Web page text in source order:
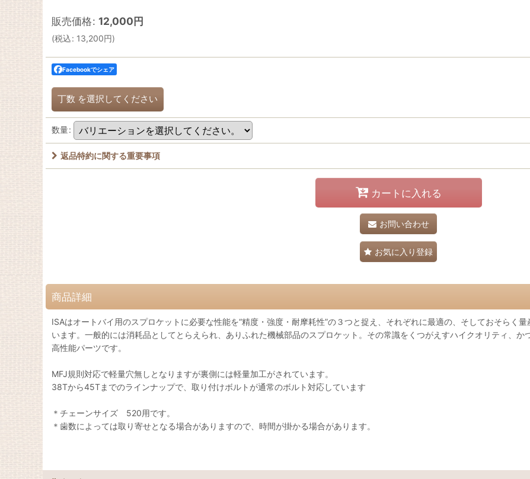
販売価格: 12,000円
(税込: 13,200円)
Facebookでシェア
丁数 を選択してください
数量:
返品特約に関する重要事項
カートに入れる
お問い合わせ
お気に入り登録
商品詳細
ISAはオートバイ用のスプロケットに必要な性能を“精度・強度・耐摩耗性”の３つと捉え、それぞれに最適の、そしておそらく
います。一般的には消耗品としてとらえられ、ありふれた機械部品のスプロケット。その常識をくつがえすハイクオリティ、
高性能パーツです。
MFJ規則対応で軽量穴無しとなりますが裏側には軽量加工がされています。
38Tから45Tまでのラインナップで、取り付けボルトが通常のボルト対応しています
＊チェーンサイズ 520用です。
＊歯数によっては取り寄せとなる場合がありますので、時間が掛かる場合があります。